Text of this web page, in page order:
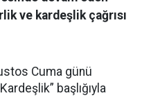
ve kardeşlik çağrısı
Cuma günü
başlığıyla